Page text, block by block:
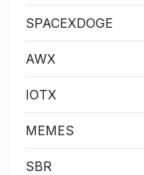
SPACEXDOGE
AWX
IOTX
MEMES
SBR